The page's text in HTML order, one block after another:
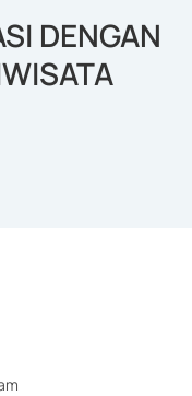
DENGAN